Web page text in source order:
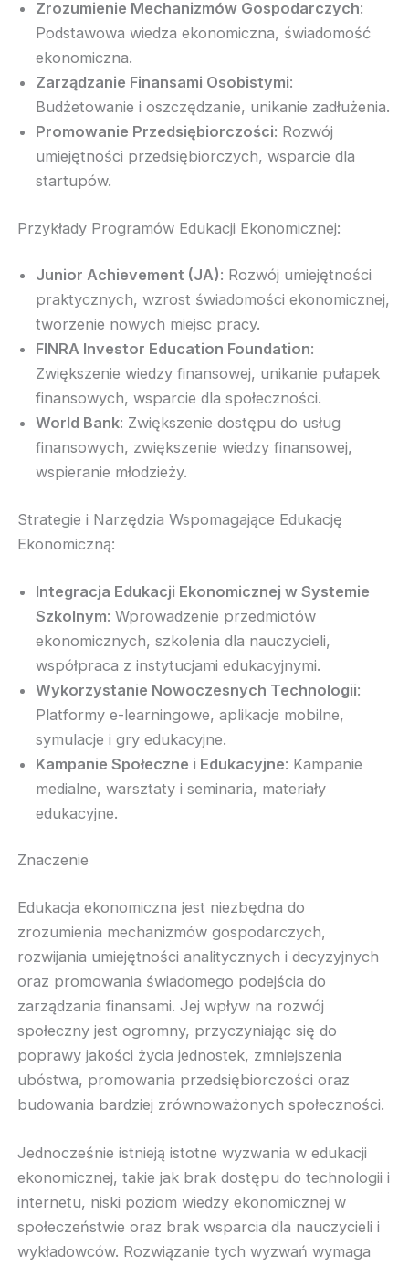
Zrozumienie Mechanizmów Gospodarczych:
Podstawowa wiedza ekonomiczna, świadomość
ekonomiczna.
Zarządzanie Finansami Osobistymi:
Budżetowanie i oszczędzanie, unikanie zadłużenia.
Promowanie Przedsiębiorczości: Rozwój
umiejętności przedsiębiorczych, wsparcie dla
startupów.
Przykłady Programów Edukacji Ekonomicznej:
Junior Achievement (JA): Rozwój umiejętności
praktycznych, wzrost świadomości ekonomicznej,
tworzenie nowych miejsc pracy.
FINRA Investor Education Foundation:
Zwiększenie wiedzy finansowej, unikanie pułapek
finansowych, wsparcie dla społeczności.
World Bank: Zwiększenie dostępu do usług
finansowych, zwiększenie wiedzy finansowej,
wspieranie młodzieży.
Strategie i Narzędzia Wspomagające Edukację
Ekonomiczną:
Integracja Edukacji Ekonomicznej w Systemie
Szkolnym: Wprowadzenie przedmiotów
ekonomicznych, szkolenia dla nauczycieli,
współpraca z instytucjami edukacyjnymi.
Wykorzystanie Nowoczesnych Technologii:
Platformy e-learningowe, aplikacje mobilne,
symulacje i gry edukacyjne.
Kampanie Społeczne i Edukacyjne: Kampanie
medialne, warsztaty i seminaria, materiały
edukacyjne.
Znaczenie
Edukacja ekonomiczna jest niezbędna do
zrozumienia mechanizmów gospodarczych,
rozwijania umiejętności analitycznych i decyzyjnych
oraz promowania świadomego podejścia do
zarządzania finansami. Jej wpływ na rozwój
społeczny jest ogromny, przyczyniając się do
poprawy jakości życia jednostek, zmniejszenia
ubóstwa, promowania przedsiębiorczości oraz
budowania bardziej zrównoważonych społeczności.
Jednocześnie istnieją istotne wyzwania w edukacji
ekonomicznej, takie jak brak dostępu do technologii i
internetu, niski poziom wiedzy ekonomicznej w
społeczeństwie oraz brak wsparcia dla nauczycieli i
wykładowców. Rozwiązanie tych wyzwań wymaga